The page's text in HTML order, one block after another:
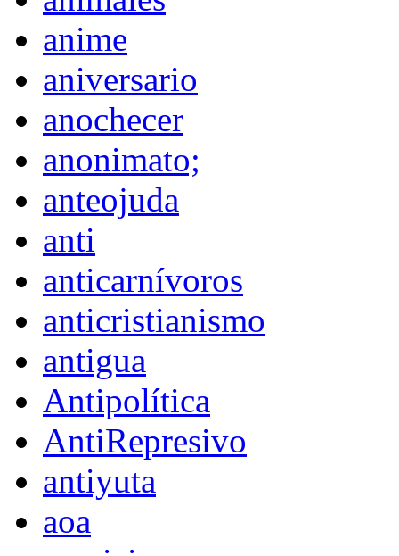
anime
aniversario
anochecer
anonimato;
anteojuda
anti
anticarnívoros
anticristianismo
antigua
Antipolítica
AntiRepresivo
antiyuta
aoa